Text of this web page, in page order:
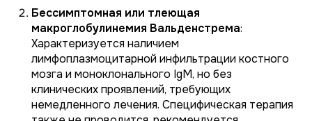
Бессимптомная или тлеющая
макроглобулинемия Вальденстрема:
Характеризуется наличием
лимфоплазмоцитарной инфильтрации костного
мозга и моноклонального IgM, но без
клинических проявлений, требующих
немедленного лечения. Специфическая терапия